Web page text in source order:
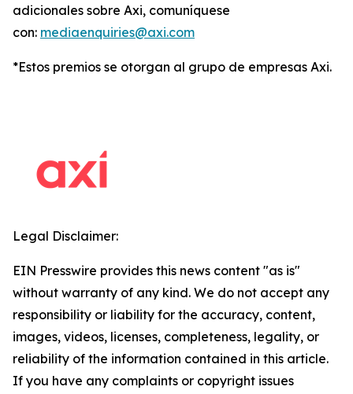
adicionales sobre Axi, comuníquese
con: mediaenquiries@axi.com
*Estos premios se otorgan al grupo de empresas Axi.
Legal Disclaimer:
EIN Presswire provides this news content "as is"
without warranty of any kind. We do not accept any
responsibility or liability for the accuracy, content,
images, videos, licenses, completeness, legality, or
reliability of the information contained in this article.
If you have any complaints or copyright issues